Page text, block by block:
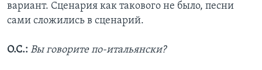
вариант. Сценария как такового не было, песни
сами сложились в сценарий.
О.С.: Вы говорите по-итальянски?